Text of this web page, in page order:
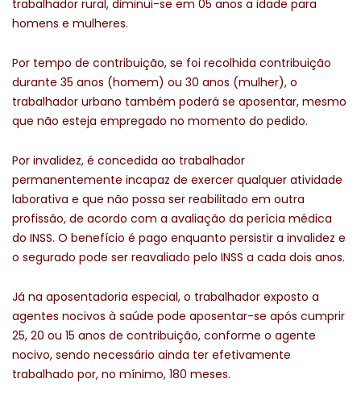
trabalhador rural, diminui-se em 05 anos a idade para
homens e mulheres.
Por tempo de contribuição, se foi recolhida contribuição
durante 35 anos (homem) ou 30 anos (mulher), o
trabalhador urbano também poderá se aposentar, mesmo
que não esteja empregado no momento do pedido.
Por invalidez, é concedida ao trabalhador
permanentemente incapaz de exercer qualquer atividade
laborativa e que não possa ser reabilitado em outra
profissão, de acordo com a avaliação da perícia médica
do INSS. O benefício é pago enquanto persistir a invalidez e
o segurado pode ser reavaliado pelo INSS a cada dois anos.
Já na aposentadoria especial, o trabalhador exposto a
agentes nocivos à saúde pode aposentar-se após cumprir
25, 20 ou 15 anos de contribuição, conforme o agente
nocivo, sendo necessário ainda ter efetivamente
trabalhado por, no mínimo, 180 meses.